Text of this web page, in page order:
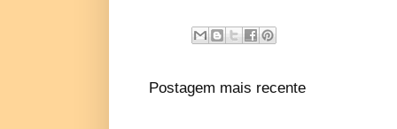
Postagem mais recente